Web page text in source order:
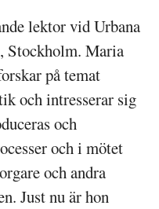
lektor vid Urbana
Stockholm. Maria
på temat
och intresserar sig
och
och i mötet
och andra
Just nu är hon